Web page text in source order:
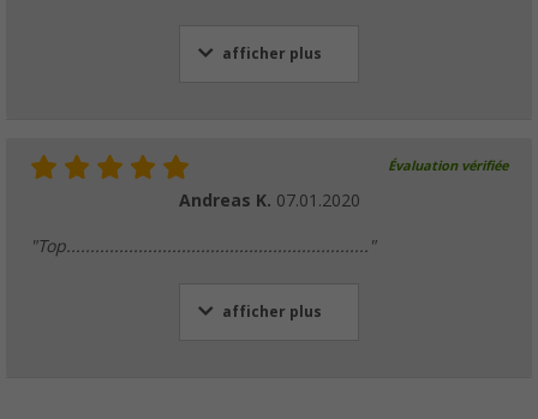
afficher plus
Évaluation vérifiée
Andreas K. 07.01.2020
"Top..............................................................."
afficher plus